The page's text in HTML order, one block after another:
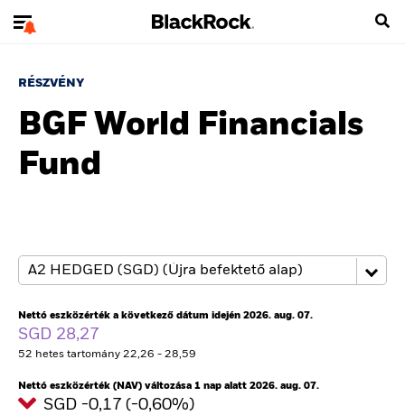
RÉSZVÉNY
BGF World Financials
Fund
Nettó eszközérték a következő dátum idején 2026. aug. 07.
SGD 28,27
52 hetes tartomány 22,26 - 28,59
Nettó eszközérték (NAV) változása 1 nap alatt 2026. aug. 07.
SGD -0,17 (-0,60%)